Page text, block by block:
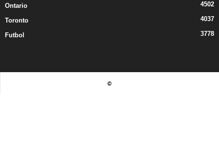
Ontario 4502
Toronto 4037
Futbol 3778
©